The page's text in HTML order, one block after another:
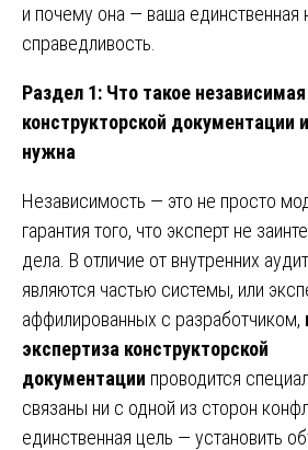
и почему она — ваша единственная
справедливость.
Раздел 1: Что такое
конструкторской документации
нужна
Независимость — это не просто
гарантия того, что эксперт не
дела. В отличие от внутренних
являются частью системы, или
аффилированных с разработчиком,
экспертиза конструкторской
документации проводится
связаны ни с одной из сторон
единственная цель — установить